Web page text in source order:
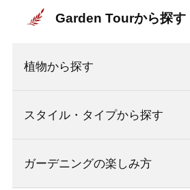
Garden Tourから探す
植物から探す
スタイル・タイプから探す
ガーデニングの楽しみ方